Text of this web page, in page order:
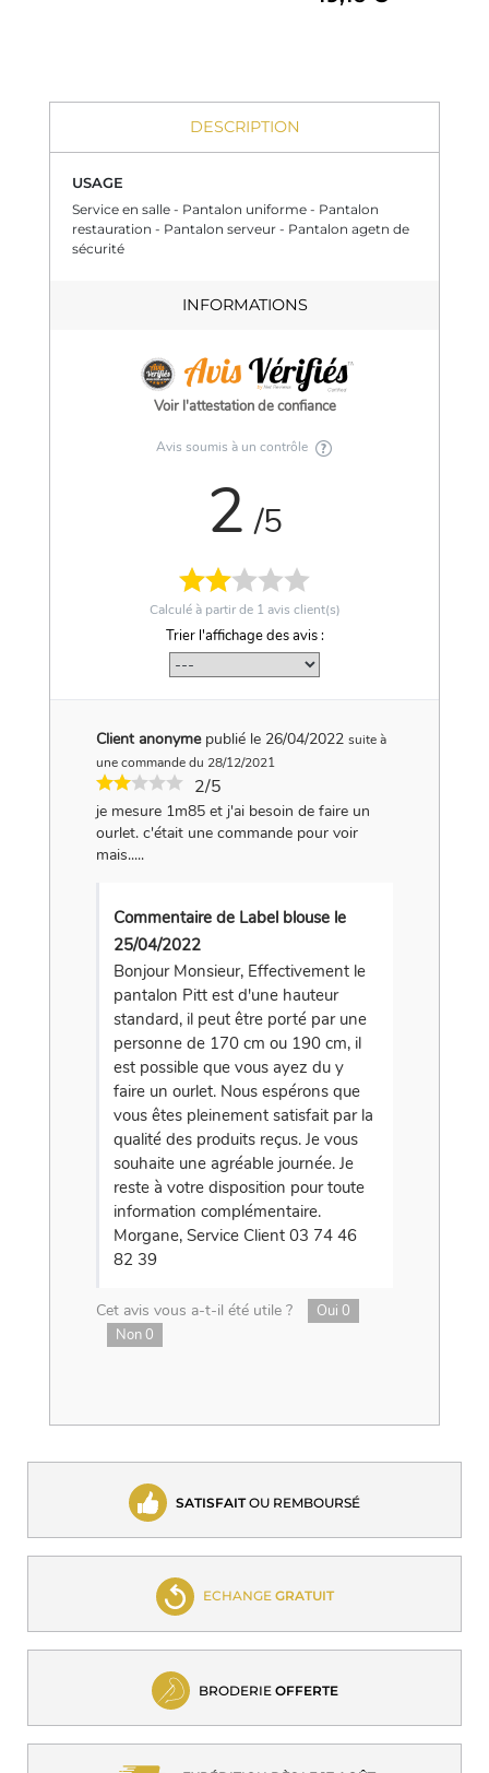
DESCRIPTION
USAGE
Service en salle - Pantalon uniforme - Pantalon
restauration - Pantalon serveur - Pantalon agetn de
sécurité
INFORMATIONS
Voir l'attestation de confiance
Avis soumis à un contrôle
2 /5
Calculé à partir de 1 avis client(s)
Trier l'affichage des avis :
Client anonyme publié le 26/04/2022 suite à
une commande du 28/12/2021
2/5
je mesure 1m85 et j'ai besoin de faire un
ourlet. c'était une commande pour voir
mais.....
Commentaire de Label blouse le
25/04/2022
Bonjour Monsieur, Effectivement le
pantalon Pitt est d'une hauteur
standard, il peut être porté par une
personne de 170 cm ou 190 cm, il
est possible que vous ayez du y
faire un ourlet. Nous espérons que
vous êtes pleinement satisfait par la
qualité des produits reçus. Je vous
souhaite une agréable journée. Je
reste à votre disposition pour toute
information complémentaire.
Morgane, Service Client 03 74 46
82 39
Cet avis vous a-t-il été utile ? Oui 0
Non0
SATISFAITOU REMBOURSÉ
ECHANGE GRATUIT
BRODERIE OFFERTE